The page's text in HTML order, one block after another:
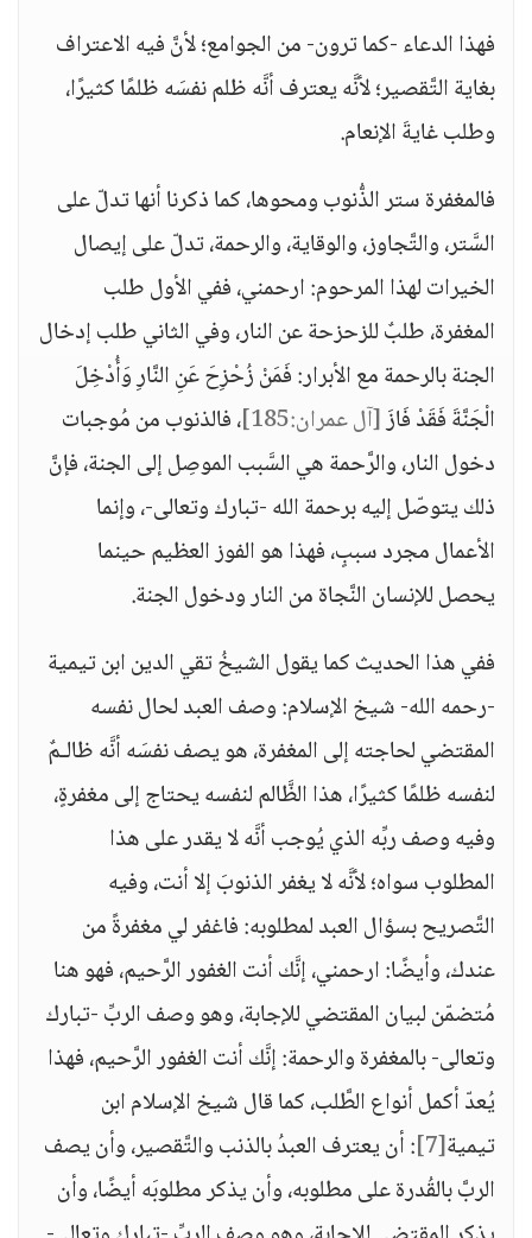
فهذا الدعاء -كما ترون- من الجوامع؛ لأنَّ فيه الاعتراف
بغاية التَّقصير؛ لأنَّه يعترف أنَّه ظلم نفسَه ظلمًا كثيرًا،
وطلب غايةَ الإنعام.
فالمغفرة ستر الذُّنوب ومحوها، كما ذكرنا أنها تدلّ على
السَّتر، والتَّجاوز، والوقاية، والرحمة، تدلّ على إيصال
الخيرات لهذا المرحوم: ارحمني، ففي الأول طلب
المغفرة، طلبٌ للزحزحة عن النار، وفي الثاني طلب إدخال
الجنة بالرحمة مع الأبرار: فَمَنْ زُحْزِحَ عَنِ النَّارِ وَأُدْخِلَ
الْجَنَّةَ فَقَدْ فَازَ[آل عمران:185]
، فالذنوب من مُوجبات
دخول النار، والرَّحمة هي السَّبب الموصِل إلى الجنة، فإنَّ
ذلك يتوصّل إليه برحمة الله -تبارك وتعالى-، وإنما
الأعمال مجرد سببٍ، فهذا هو الفوز العظيم حينما
يحصل للإنسان النَّجاة من النار ودخول الجنة.
ففي هذا الحديث كما يقول الشيخُ تقي الدين ابن تيمية
-رحمه الله- شيخ الإسلام: وصف العبد لحال نفسه
المقتضي لحاجته إلى المغفرة، هو يصف نفسَه أنَّه ظالـمٌ
لنفسه ظلمًا كثيرًا، هذا الظَّالم لنفسه يحتاج إلى مغفرةٍ،
وفيه وصف ربِّه الذي يُوجب أنَّه لا يقدر على هذا
المطلوب سواه؛ لأنَّه لا يغفر الذنوبَ إلا أنت، وفيه
التَّصريح بسؤال العبد لمطلوبه: فاغفر لي مغفرةً من
عندك، وأيضًا: ارحمني، إنَّك أنت الغفور الرَّحيم، فهو هنا
مُتضمّن لبيان المقتضي للإجابة، وهو وصف الربِّ -تبارك
وتعالى- بالمغفرة والرحمة: إنَّك أنت الغفور الرَّحيم، فهذا
يُعدّ أكمل أنواع الطَّلب، كما قال شيخ الإسلام ابن
تيمية[7] : أن يعترف العبدُ بالذنب والتَّقصير، وأن يصف
الربَّ بالقُدرة على مطلوبه، وأن يذكر مطلوبَه أيضًا، وأن